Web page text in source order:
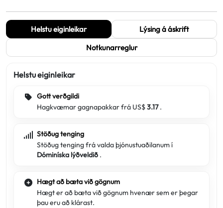
Helstu eiginleikar
Lýsing á áskrift
Notkunarreglur
Helstu eiginleikar
Gott verðgildi
Hagkvæmar gagnapakkar frá US$3.17.
Stöðug tenging
Stöðug tenging frá valda þjónustuaðilanum í
Dóminíska lýðveldið .
Hægt að bæta við gögnum
Hægt er að bæta við gögnum hvenær sem er þegar
þau eru að klárast.